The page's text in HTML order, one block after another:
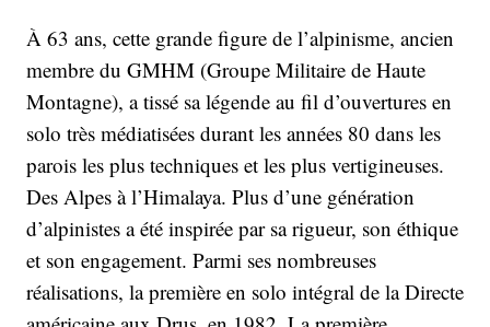
À 63 ans, cette grande figure de l’alpinisme, ancien
membre du GMHM (Groupe Militaire de Haute
Montagne), a tissé sa légende au fil d’ouvertures en
solo très médiatisées durant les années 80 dans les
parois les plus techniques et les plus vertigineuses.
Des Alpes à l’Himalaya. Plus d’une génération
d’alpinistes a été inspirée par sa rigueur, son éthique
et son engagement. Parmi ses nombreuses
réalisations, la première en solo intégral de la Directe